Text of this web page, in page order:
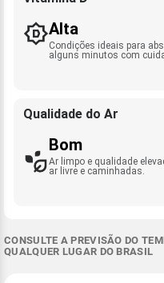
Alta
Condições ideais para
alguns minutos com
Qualidade do Ar
Bom
Ar limpo e qualidade
ar livre e caminhadas.
CONSULTE A PREVISÃO DO
QUALQUER LUGAR DO BRASIL